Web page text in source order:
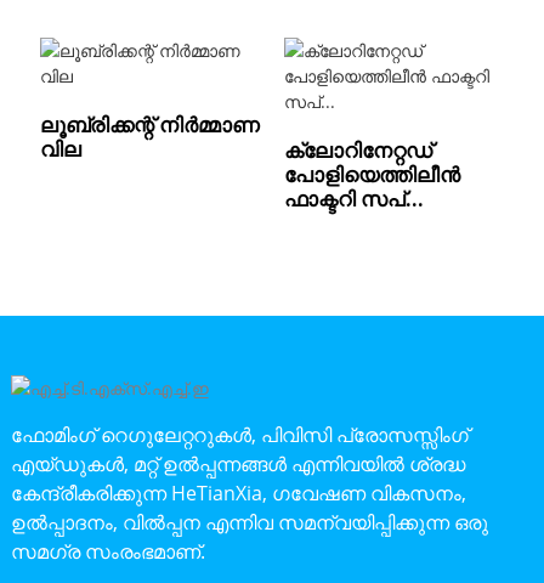
ലൂബ്രിക്കന്റ് നിർമ്മാണ
വില
ക്ലോറിനേറ്റഡ്
പോളിയെത്തിലീൻ
ഫാക്ടറി സപ്...
ഫോമിംഗ് റെഗുലേറ്ററുകൾ, പിവിസി പ്രോസസ്സിംഗ്
എയ്ഡുകൾ, മറ്റ് ഉൽപ്പന്നങ്ങൾ എന്നിവയിൽ ശ്രദ്ധ
കേന്ദ്രീകരിക്കുന്ന HeTianXia, ഗവേഷണ വികസനം,
ഉൽപ്പാദനം, വിൽപ്പന എന്നിവ സമന്വയിപ്പിക്കുന്ന ഒരു
സമഗ്ര സംരംഭമാണ്.